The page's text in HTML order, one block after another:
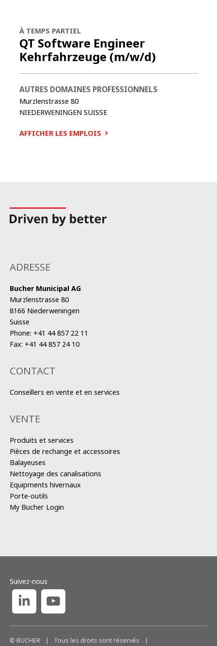
À TEMPS PARTIEL
QT Software Engineer
Kehrfahrzeuge (m/w/d)
AUTRES DOMAINES PROFESSIONNELS
Murzlenstrasse 80
NIEDERWENINGEN SUISSE
AFFICHER LES EMPLOIS
ADRESSE
Bucher Municipal AG
Murzlenstrasse 80
8166 Niederweningen
Suisse
Phone: +41 44 857 22 11
Fax: +41 44 857 24 10
CONTACT
Conseillers en vente et en services
VENTE
Produits et services
Pièces de rechange et accessoires
Balayeuses
Nettoyage des canalisations
Equipments hivernaux
Porte-outils
My Bucher Login
© BUCHER | Tous les droits sont réservés |
Suivez-nous